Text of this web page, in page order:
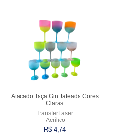
Atacado Taça Gin Jateada Cores
Claras
TransferLaser
Acrílico
R$ 4,74